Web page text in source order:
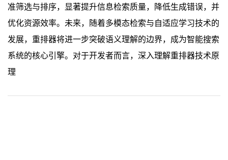
准筛选与排序，显著提升信息检索质量，降低生成错误，并
优化资源效率。未来，随着多模态检索与自适应学习技术的
发展，重排器将进一步突破语义理解的边界，成为智能搜索
系统的核心引擎。对于开发者而言，深入理解重排器技术原
理